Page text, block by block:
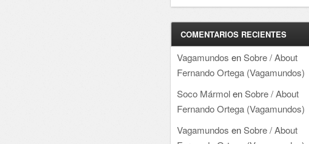
COMENTARIOS RECIENTES
Vagamundos enSobre / About
Fernando Ortega (Vagamundos)
Soco MármolenSobre / About
Fernando Ortega (Vagamundos)
Vagamundos enSobre / About